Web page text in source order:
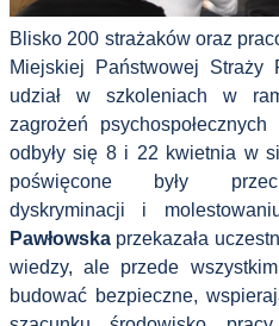
Blisko 200 strażaków oraz
Miejskiej Państwowej Straży
udział w szkoleniach w
zagrożeń
odbyły się 8 i 22 kwietnia w
poświęcone były
dyskryminacji i
Pawłowska przekazała
wiedzy, ale przede
budować bezpieczne,